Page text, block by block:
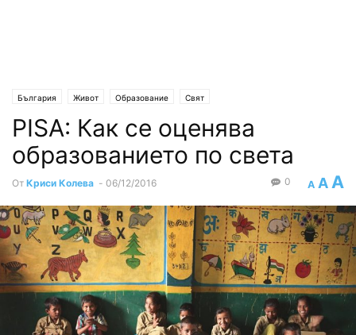
България Живот Образование Свят
PISA: Как се оценява
образованието по света
От Криси Колева - 06/12/2016 A A A
0